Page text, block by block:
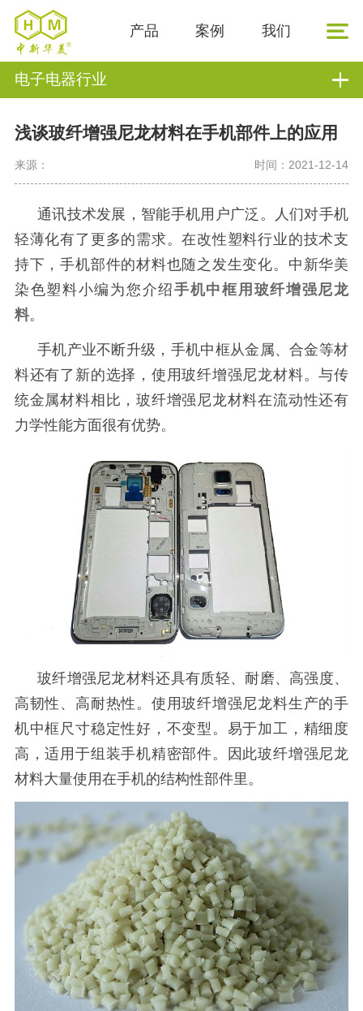
产品 案例 我们
电子电器行业
浅谈玻纤增强尼龙材料在手机部件上的应用
来源： 时间：2021-12-14
通讯技术发展，智能手机用户广泛。人们对手机
轻薄化有了更多的需求。在改性塑料行业的技术支
持下，手机部件的材料也随之发生变化。中新华美
染色塑料小编为您介绍手机中框用玻纤增强尼龙
料。
手机产业不断升级，手机中框从金属、合金等材
料还有了新的选择，使用玻纤增强尼龙材料。与传
统金属材料相比，玻纤增强尼龙材料在流动性还有
力学性能方面很有优势。
玻纤增强尼龙材料还具有质轻、耐磨、高强度、
高韧性、高耐热性。使用玻纤增强尼龙料生产的手
机中框尺寸稳定性好，不变型。易于加工，精细度
高，适用于组装手机精密部件。因此玻纤增强尼龙
材料大量使用在手机的结构性部件里。